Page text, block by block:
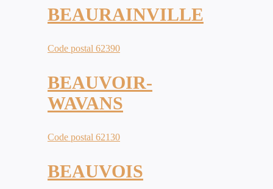
BEAURAINVILLE
Code postal 62390
BEAUVOIR-
WAVANS
Code postal 62130
BEAUVOIS